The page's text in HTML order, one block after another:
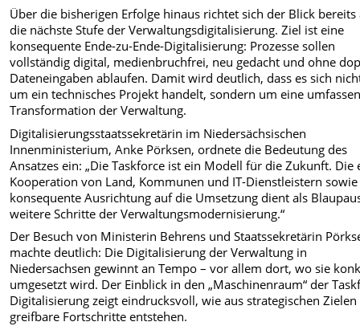
Über die bisherigen Erfolge hinaus richtet sich der Blick bereits
die nächste Stufe der Verwaltungsdigitalisierung. Ziel ist eine
konsequente Ende-zu-Ende-Digitalisierung: Prozesse sollen
vollständig digital, medienbruchfrei, neu gedacht und ohne
Dateneingaben ablaufen. Damit wird deutlich, dass es sich
um ein technisches Projekt handelt, sondern um eine
Transformation der Verwaltung.
Digitalisierungsstaatssekretärin im Niedersächsischen
Innenministerium, Anke Pörksen, ordnete die Bedeutung des
Ansatzes ein: „Die Taskforce ist ein Modell für die Zukunft. Die
Kooperation von Land, Kommunen und IT-Dienstleistern
konsequente Ausrichtung auf die Umsetzung dient als
weitere Schritte der Verwaltungsmodernisierung.“
Der Besuch von Ministerin Behrens und Staatssekretärin
machte deutlich: Die Digitalisierung der Verwaltung in
Niedersachsen gewinnt an Tempo – vor allem dort, wo sie
umgesetzt wird. Der Einblick in den „Maschinenraum“ der
Digitalisierung zeigt eindrucksvoll, wie aus strategischen Zielen
greifbare Fortschritte entstehen.